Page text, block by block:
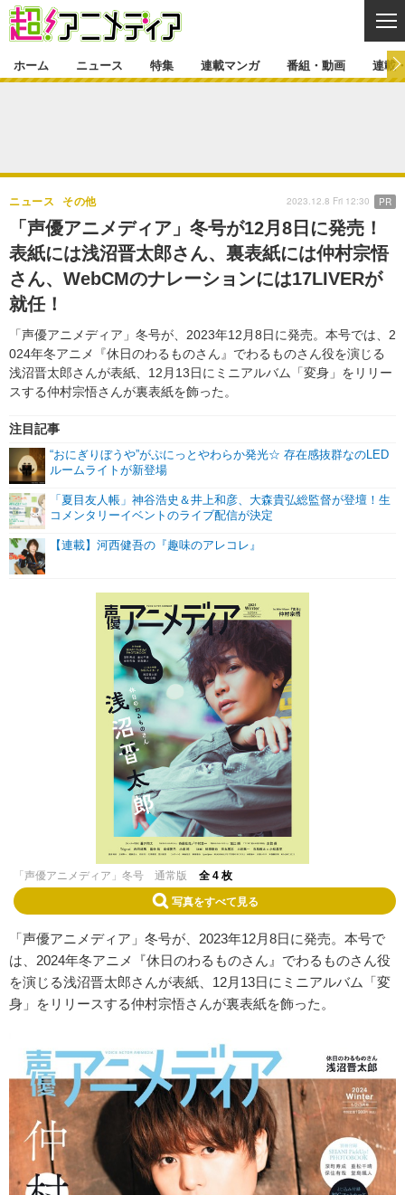
ゲーム・アプリ マンガ
グッズ イベント
声優 コスプレ
特集一覧 カバー
ラキりす
連載マンガ
連載マンガ一覧
番組・動画
番組・動画一覧 ラジオ
連載・ブログ
連載・ブログ一覧 コラム
編集部ブログ・お知らせ
ホーム ニュース 特集 連載マンガ 番組・動画 連載
「声優アニメディア」冬号が12月8日に発売！
表紙には浅沼晋太郎さん、裏表紙には仲村宗悟
さん、WebCMのナレーションには17LIVERが
就任！
「声優アニメディア」冬号が、2023年12月8日に発売。本号では、2
024年冬アニメ『休日のわるものさん』でわるものさん役を演じる
浅沼晋太郎さんが表紙、12月13日にミニアルバム「変身」をリリー
スする仲村宗悟さんが裏表紙を飾った。
ニュース その他
注目記事
“おにぎりぼうや”がぷにっとやわらか発光☆ 存在感抜群なのLED
ルームライトが新登場
「夏目友人帳」神谷浩史＆井上和彦、大森貴弘総監督が登壇！生
コメンタリーイベントのライブ配信が決定
【連載】河西健吾の『趣味のアレコレ』
2023.12.8 Fri 12:30 PR
「声優アニメディア」冬号 通常版 全 4 枚
写真をすべて見る
「声優アニメディア」冬号が、2023年12月8日に発売。本号で
は、2024年冬アニメ『休日のわるものさん』でわるものさん役
を演じる浅沼晋太郎さんが表紙、12月13日にミニアルバム「変
身」をリリースする仲村宗悟さんが裏表紙を飾った。